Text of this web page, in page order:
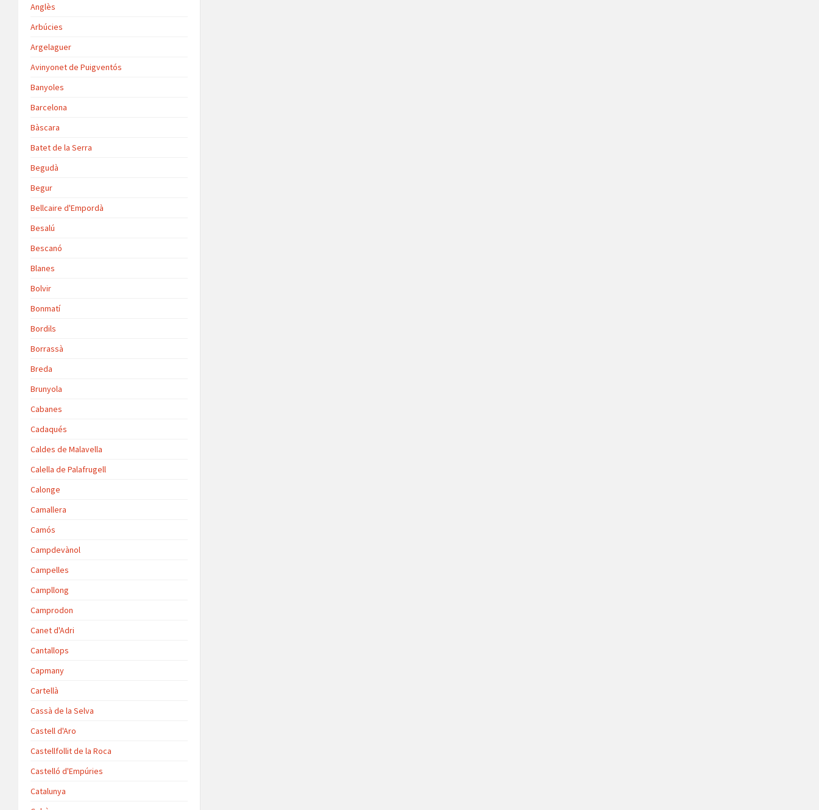
Anglès
Arbúcies
Argelaguer
Avinyonet de Puigventós
Banyoles
Barcelona
Bàscara
Batet de la Serra
Begudà
Begur
Bellcaire d'Empordà
Besalú
Bescanó
Blanes
Bolvir
Bonmatí
Bordils
Borrassà
Breda
Brunyola
Cabanes
Cadaqués
Caldes de Malavella
Calella de Palafrugell
Calonge
Camallera
Camós
Campdevànol
Campelles
Campllong
Camprodon
Canet d'Adri
Cantallops
Capmany
Cartellà
Cassà de la Selva
Castell d'Aro
Castellfollit de la Roca
Castelló d'Empúries
Catalunya